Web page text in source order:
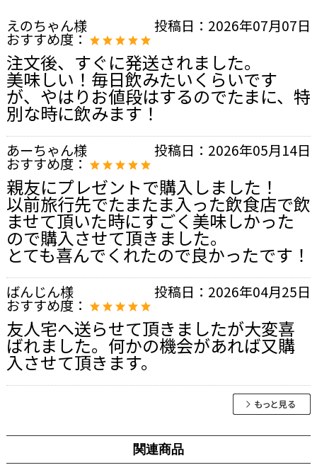
えのちゃん様 投稿日： 2026年07月07日
おすすめ度：
注文後、すぐに発送されました。
美味しい！毎日飲みたいくらいです
が、やはりお値段はするのでたまに、特
別な時に飲みます！
あーちゃん様 投稿日： 2026年05月14日
おすすめ度：
親友にプレゼントで購入しました！
以前旅行先でたまたま入った飲食店で飲
ませて頂いた時にすごく美味しかった
ので購入させて頂きました。
とても喜んでくれたので良かったです！
ばんじん様 投稿日： 2026年04月25日
おすすめ度：
友人宅へ送らせて頂きましたが大変喜
ばれました。何かの機会があれば又購
入させて頂きます。
関連商品